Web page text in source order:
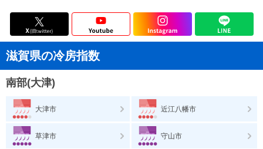
滋賀県の冷房指数
南部(大津)
大津市 近江八幡市
草津市 守山市